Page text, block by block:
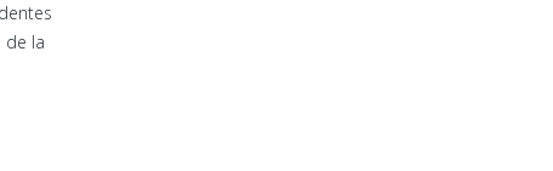
de la